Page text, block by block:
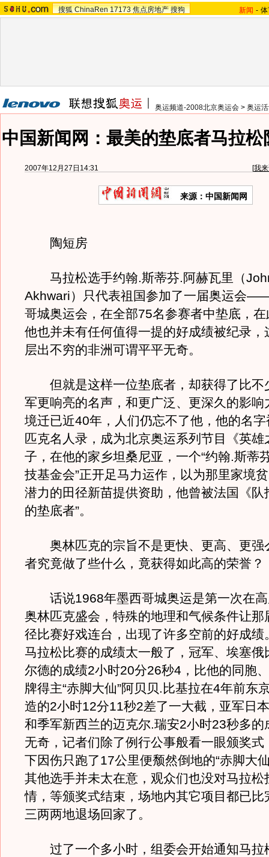
搜狐 ChinaRen 17173 焦点房地产 搜狗 新闻 -
奥运频道-2008北京奥运会 > 奥运
中国新闻网：最美的垫底者马拉
2007年12月27日14:31 [我
来源：中国新闻网
陶短房
马拉松选手约翰.斯蒂芬.阿赫瓦里（
Akhwari）只代表祖国参加了一届奥运会
哥城奥运会，在全部75名参赛者中垫底，
他也并未有任何值得一提的好成绩被纪录，
层出不穷的非洲可谓平平无奇。
但就是这样一位垫底者，却获得了比不
军更响亮的名声，和更广泛、更深久的影响
境迁已近40年，人们仍忘不了他，他的名
匹克名人录，成为北京奥运系列节目《英雄
子，在他的家乡坦桑尼亚，一个“约翰.斯蒂
技基金会”正开足马力运作，以为那里家境
潜力的田径新苗提供资助，他曾被法国《队
的垫底者”。
奥林匹克的宗旨不是更快、更高、更强
者究竟做了些什么，竟获得如此高的荣誉？
话说1968年墨西哥城奥运是第一次在高
奥林匹克盛会，特殊的地理和气候条件让那
径比赛好戏连台，出现了许多空前的好成绩
马拉松比赛的成绩太一般了，冠军、埃塞俄
尔德的成绩2小时20分26秒4，比他的同胞
牌得主“赤脚大仙”阿贝贝.比基拉在4年前东
造的2小时12分11秒2差了一大截，亚军日
和季军新西兰的迈克尔.瑞安2小时23秒多的
无奇，记者们除了例行公事般看一眼颁奖式
下因伤只跑了17公里便颓然倒地的“赤脚大
其他选手并未太在意，观众们也没对马拉松
情，等颁奖式结束，场地内其它项目都已比
三两两地退场回家了。
过了一个多小时，组委会开始通知马拉